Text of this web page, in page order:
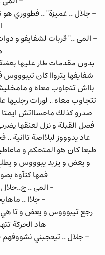
- جلال .. غميزة" .. فطووري هو
- المى .." قربات لشفايفو و
بدون مقدمات طار عليها
شفايفها يترواا كان
بااش تتجاوب معاه و
تتجاوب معاه .. لورات رجليها
صدرو كذلك ماحسااتش ايمتا
فصل القبلة و نزل لعنقها
عاد يدوووز لبلااصة تاانية
طبعا كان هو المتحكم و
و يعض و يزيد يبوووس و
فمها كتآوه
- المى ..
- جلاا ..
رجع تيبوووس و يعض و تا هي
هاد الحركة
- جلال .. تيعجبني